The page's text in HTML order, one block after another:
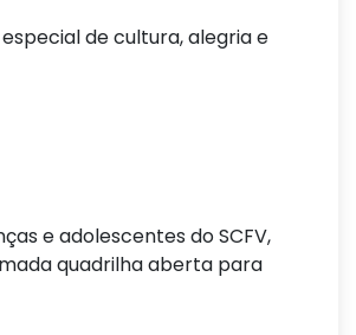
de cultura, alegria e
e adolescentes do SCFV,
quadrilha aberta para